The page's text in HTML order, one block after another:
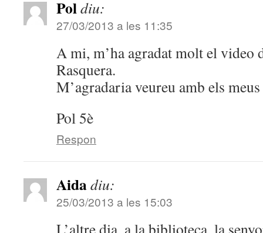
Poldiu:
27/03/2013 a les 11:35
A mi, m’ha agradat molt el video
Rasquera.
M’agradaria veureu amb els
Pol 5è
Respon
Aidadiu:
25/03/2013 a les 15:03
L’altre dia, a la biblioteca, la